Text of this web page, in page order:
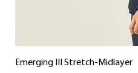
Emerging III Stretch-Midlayer